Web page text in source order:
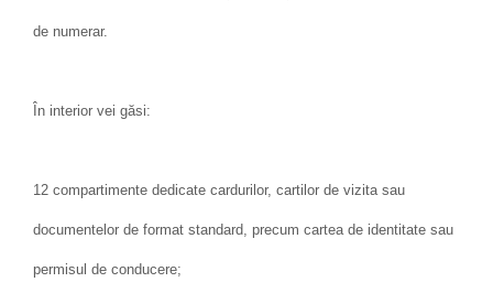
de numerar.
În interior vei găsi:
12 compartimente dedicate cardurilor, cartilor de vizita sau
documentelor de format standard, precum cartea de identitate sau
permisul de conducere;